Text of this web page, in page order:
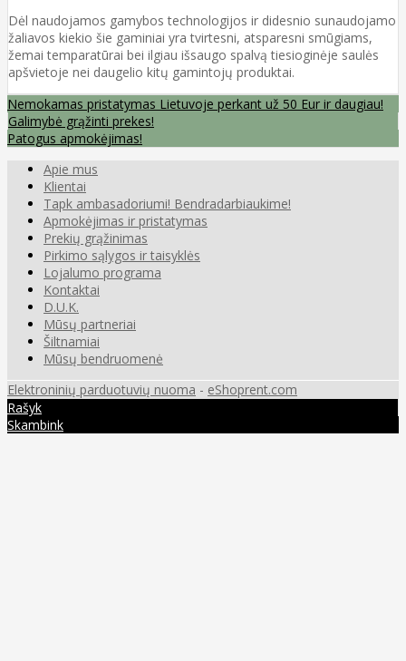
Dėl naudojamos gamybos technologijos ir didesnio sunaudojamo
žaliavos kiekio šie gaminiai yra tvirtesni, atsparesni smūgiams,
žemai temparatūrai bei ilgiau išsaugo spalvą tiesioginėje saulės
apšvietoje nei daugelio kitų gamintojų produktai.
Nemokamas pristatymas Lietuvoje perkant už 50 Eur ir daugiau!
Galimybė grąžinti prekes!
Patogus apmokėjimas!
Apie mus
Klientai
Tapk ambasadoriumi! Bendradarbiaukime!
Apmokėjimas ir pristatymas
Prekių grąžinimas
Pirkimo sąlygos ir taisyklės
Lojalumo programa
Kontaktai
D.U.K.
Mūsų partneriai
Šiltnamiai
Mūsų bendruomenė
Elektroninių parduotuvių nuoma - eShoprent.com
Rašyk
Skambink